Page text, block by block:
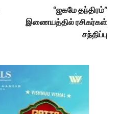
“ஜகமே தந்திரம்”
இணையத்தில் ரசிகர்கள்
சந்திப்பு